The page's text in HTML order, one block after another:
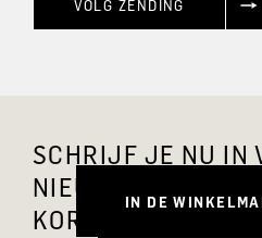
IN DE
VOLG ZENDING
SCHRIJF JE NU IN
NIEUWSBRIEF EN
KORTING.